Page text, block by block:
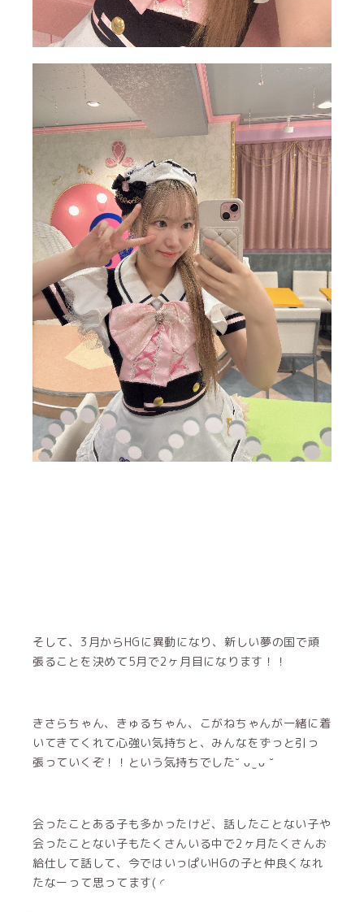
そして、3月からHGに異動になり、新しい夢の国で頑
張ることを決めて5月で2ヶ月目になります！！
きさらちゃん、きゅるちゃん、こがねちゃんが一緒に着
いてきてくれて心強い気持ちと、みんなをずっと引っ
張っていくぞ！！という気持ちでした˘ ᴗ ̫ ᴗ ˘
会ったことある子も多かったけど、話したことない子や
会ったことない子もたくさんいる中で2ヶ月たくさんお
給仕して話して、今ではいっぱいHGの子と仲良くなれ
たなーって思ってます( ◜